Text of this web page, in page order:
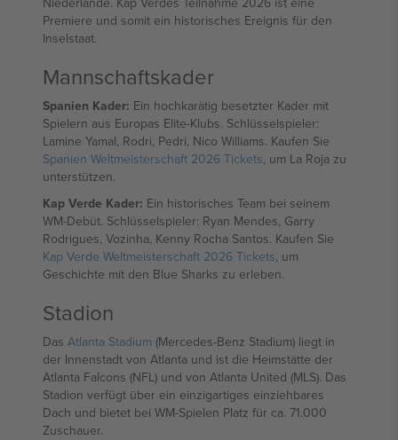
Premiere und somit ein historisches Ereignis für den
Inselstaat.
Mannschaftskader
Spanien Kader: Ein hochkarätig besetzter Kader mit
Spielern aus Europas Elite-Klubs. Schlüsselspieler:
Lamine Yamal, Rodri, Pedri, Nico Williams. Kaufen Sie
Spanien Weltmeisterschaft 2026 Tickets, um La Roja zu
unterstützen.
Kap Verde Kader: Ein historisches Team bei seinem
WM-Debüt. Schlüsselspieler: Ryan Mendes, Garry
Rodrigues, Vozinha, Kenny Rocha Santos. Kaufen Sie
Kap Verde Weltmeisterschaft 2026 Tickets, um
Geschichte mit den Blue Sharks zu erleben.
Stadion
Das Atlanta Stadium (Mercedes-Benz Stadium) liegt in
der Innenstadt von Atlanta und ist die Heimstätte der
Atlanta Falcons (NFL) und von Atlanta United (MLS). Das
Stadion verfügt über ein einzigartiges einziehbares
Dach und bietet bei WM-Spielen Platz für ca. 71.000
Zuschauer.